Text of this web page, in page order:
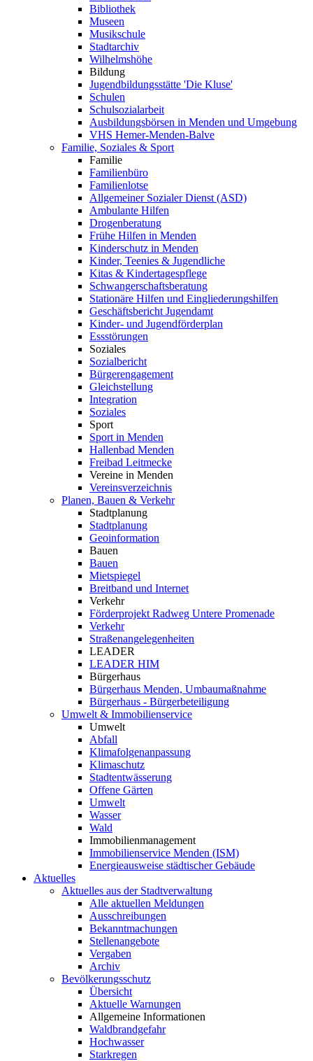
Bibliothek
Museen
Musikschule
Stadtarchiv
Wilhelmshöhe
Bildung
Jugendbildungsstätte 'Die Kluse'
Schulen
Schulsozialarbeit
Ausbildungsbörsen in Menden und Umgebung
VHS Hemer-Menden-Balve
Familie, Soziales & Sport
Familie
Familienbüro
Familienlotse
Allgemeiner Sozialer Dienst (ASD)
Ambulante Hilfen
Drogenberatung
Frühe Hilfen in Menden
Kinderschutz in Menden
Kinder, Teenies & Jugendliche
Kitas & Kindertagespflege
Schwangerschaftsberatung
Stationäre Hilfen und Eingliederungshilfen
Geschäftsbericht Jugendamt
Kinder- und Jugendförderplan
Essstörungen
Soziales
Sozialbericht
Bürgerengagement
Gleichstellung
Integration
Soziales
Sport
Sport in Menden
Hallenbad Menden
Freibad Leitmecke
Vereine in Menden
Vereinsverzeichnis
Planen, Bauen & Verkehr
Stadtplanung
Stadtplanung
Geoinformation
Bauen
Bauen
Mietspiegel
Breitband und Internet
Verkehr
Förderprojekt Radweg Untere Promenade
Verkehr
Straßenangelegenheiten
LEADER
LEADER HIM
Bürgerhaus
Bürgerhaus Menden, Umbaumaßnahme
Bürgerhaus - Bürgerbeteiligung
Umwelt & Immobilienservice
Umwelt
Abfall
Klimafolgenanpassung
Klimaschutz
Stadtentwässerung
Offene Gärten
Umwelt
Wasser
Wald
Immobilienmanagement
Immobilienservice Menden (ISM)
Energieausweise städtischer Gebäude
Aktuelles
Aktuelles aus der Stadtverwaltung
Alle aktuellen Meldungen
Ausschreibungen
Bekanntmachungen
Stellenangebote
Vergaben
Archiv
Bevölkerungsschutz
Übersicht
Aktuelle Warnungen
Allgemeine Informationen
Waldbrandgefahr
Hochwasser
Starkregen